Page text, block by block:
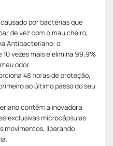
por bactérias que
de vez com o mau cheiro,
Antibacteriano: o
vezes mais e elimina 99,9%
odor.
48 horas de proteção,
ao último passo do seu
contém a inovadora
exclusivas microcápsulas
movimentos, liberando